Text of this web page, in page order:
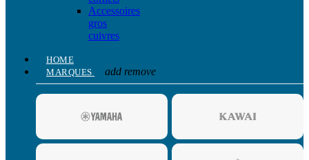
Accessoires
gros
cuivres
HOME
MARQUES
add remove